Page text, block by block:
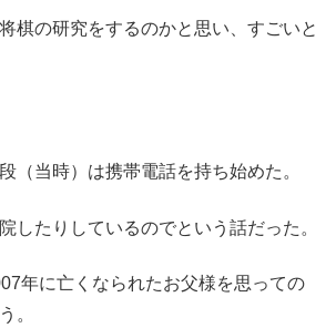
棋の研究をするのかと思い、すごいと
（当時）は携帯電話を持ち始めた。
したりしているのでという話だった。
年に亡くなられたお父様を思っての
。